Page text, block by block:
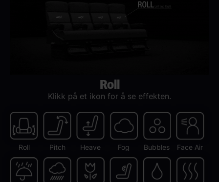
Roll
Klikk på et ikon for å se effekten.
Roll Pitch Heave Fog Bubbles Face Air